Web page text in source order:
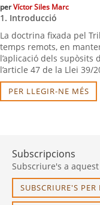
perVíctor Siles Marc
1. Introducció
La doctrina fixada pel
temps remots, en
l’aplicació dels
l’article 47 de la Llei 39/
PER LLEGIR-NE MÉS
Subscripcions
Subscriure's a
SUBSCRIURE'S PER